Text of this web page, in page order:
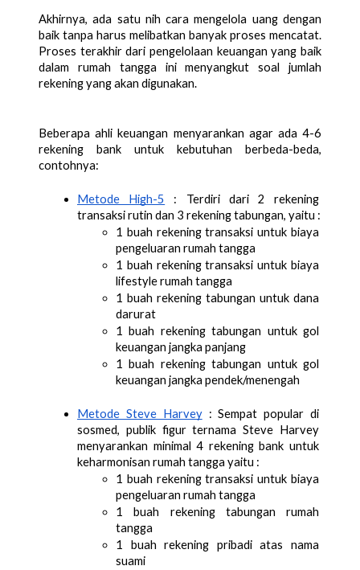
Akhirnya, ada satu nih cara mengelola uang dengan
baik tanpa harus melibatkan banyak proses mencatat.
Proses terakhir dari pengelolaan keuangan yang baik
dalam rumah tangga ini menyangkut soal jumlah
rekening yang akan digunakan.
Beberapa ahli keuangan menyarankan agar ada 4-6
rekening bank untuk kebutuhan berbeda-beda,
contohnya:
Metode High-5 : Terdiri dari 2 rekening
transaksi rutin dan 3 rekening tabungan, yaitu :
1 buah rekening transaksi untuk biaya
pengeluaran rumah tangga
1 buah rekening transaksi untuk biaya
lifestyle rumah tangga
1 buah rekening tabungan untuk dana
darurat
1 buah rekening tabungan untuk gol
keuangan jangka panjang
1 buah rekening tabungan untuk gol
keuangan jangka pendek/menengah
Metode Steve Harvey : Sempat popular di
sosmed, publik figur ternama Steve Harvey
menyarankan minimal 4 rekening bank untuk
keharmonisan rumah tangga yaitu :
1 buah rekening transaksi untuk biaya
pengeluaran rumah tangga
1 buah rekening tabungan rumah
tangga
1 buah rekening pribadi atas nama
suami